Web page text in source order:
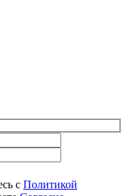
с Политикой